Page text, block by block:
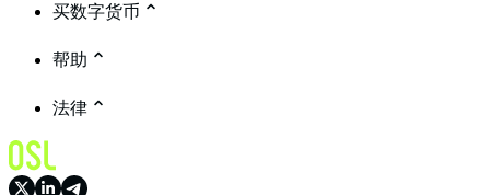
买数字货币
帮助
法律